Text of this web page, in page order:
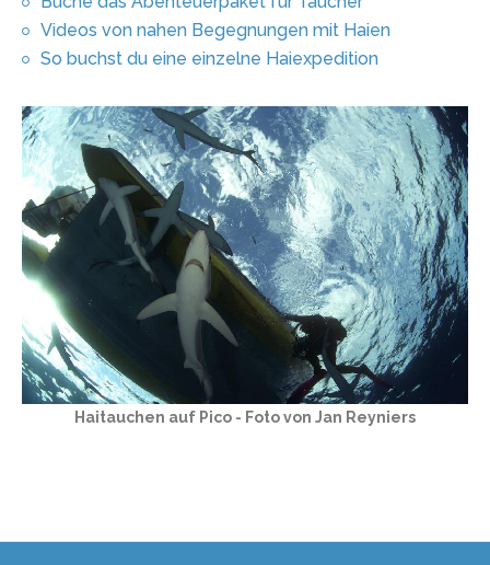
Videos von nahen Begegnungen mit Haien
So buchst du eine einzelne Haiexpedition
Haitauchen auf Pico - Foto von Jan Reyniers